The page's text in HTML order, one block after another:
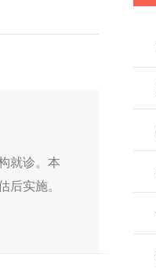
就诊。本
后实施。